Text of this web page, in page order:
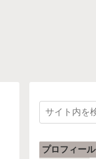
プロフィール